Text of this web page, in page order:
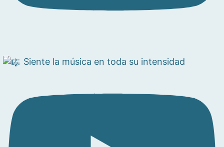
Siente la música en toda su intensidad